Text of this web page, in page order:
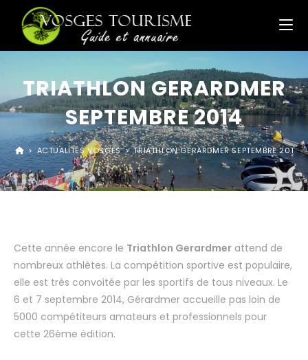
TRIATHLON GERARDMER
SEPTEMBRE 2014
> ACTUALITÉS VOSGES > TRIATHLON GERARDMER SEPTEMBRE 2014
Cette année encore le Triathlon Gerardmer attend de
nombreux athlètes. La compétition sportive est populaire,
elle est très convoitée par les sportifs de tous niveaux. Le
6 et 7 septembre 2014, Gérardmer accueille pas loin de
5000 compétiteurs amateurs et professionnels pour
cette 26ème édition.